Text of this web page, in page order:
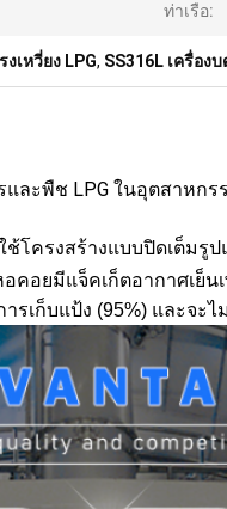
ท่าเรือ:
เหวี่ยง LPG, SS316L เครื่อง
ละพืช LPG ในอุตสาหกร
ช้โครงสร้างแบบปิดเต็มรู
คอยมีแจ็คเก็ตอากาศเย็
เก็บแป้ง (95%) และจะ